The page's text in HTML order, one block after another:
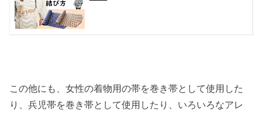
この他にも、女性の着物用の帯を巻き帯として使用した
り、兵児帯を巻き帯として使用したり、いろいろなアレ